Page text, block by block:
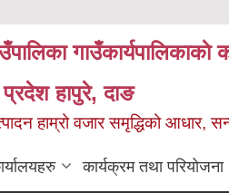
गाउँकार्यपालिकाकाे
प्रदेश हापुरे, दाङ
हाम्रो वजार समृद्धिको
कार्यक्रम तथा परियोजना